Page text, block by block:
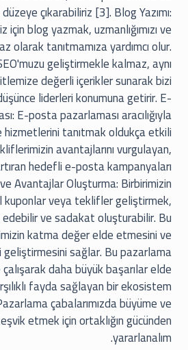
çıkarabiliriz [3]. Blog Yazımı:
için blog yazmak, uzmanlığımızı ve
olarak tanıtmamıza yardımcı olur.
geliştirmekle kalmaz, aynı
değerli içerikler sunarak bizi
liderleri konumuna getirir. E-
E-posta pazarlaması aracılığıyla
hizmetlerini tanıtmak oldukça etkili
avantajlarını vurgulayan,
hedefli e-posta kampanyaları
Avantajlar Oluşturma: Birbirimizin
kuponlar veya teklifler geliştirmek,
edebilir ve sadakat oluşturabilir. Bu
katma değer elde etmesini ve
sağlar. Bu pazarlama
daha büyük başarılar elde
fayda sağlayan bir ekosistem
çabalarımızda büyüme ve
etmek için ortaklığın gücünden
yararlanalım.